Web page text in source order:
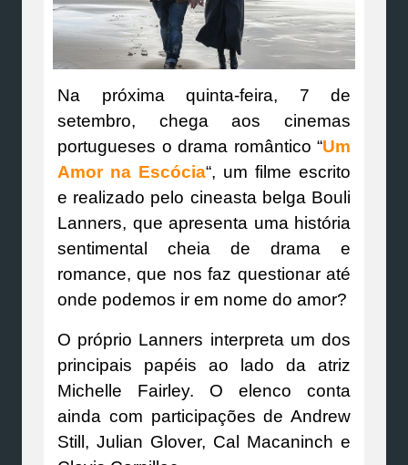
Na próxima quinta-feira, 7 de
setembro, chega aos cinemas
portugueses o drama romântico “Um
Amor na Escócia“, um filme escrito
e realizado pelo cineasta belga Bouli
Lanners, que apresenta uma história
sentimental cheia de drama e
romance, que nos faz questionar até
onde podemos ir em nome do amor?
O próprio Lanners interpreta um dos
principais papéis ao lado da atriz
Michelle Fairley. O elenco conta
ainda com participações de Andrew
Still, Julian Glover, Cal Macaninch e